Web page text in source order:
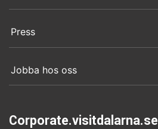
Press
Jobba hos oss
Corporate.visitdalarna.se